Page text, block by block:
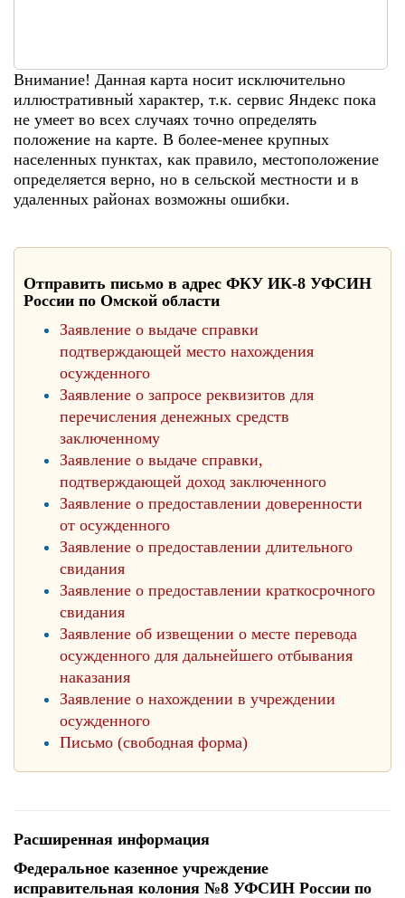
Внимание! Данная карта носит исключительно
иллюстративный характер, т.к. сервис Яндекс пока
не умеет во всех случаях точно определять
положение на карте. В более-менее крупных
населенных пунктах, как правило, местоположение
определяется верно, но в сельской местности и в
удаленных районах возможны ошибки.
Отправить письмо в адрес ФКУ ИК-8 УФСИН
России по Омской области
Заявление о выдаче справки
подтверждающей место нахождения
осужденного
Заявление о запросе реквизитов для
перечисления денежных средств
заключенному
Заявление о выдаче справки,
подтверждающей доход заключенного
Заявление о предоставлении доверенности
от осужденного
Заявление о предоставлении длительного
свидания
Заявление о предоставлении краткосрочного
свидания
Заявление об извещении о месте перевода
осужденного для дальнейшего отбывания
наказания
Заявление о нахождении в учреждении
осужденного
Письмо (свободная форма)
Расширенная информация
Федеральное казенное учреждение
исправительная колония №8 УФСИН России по